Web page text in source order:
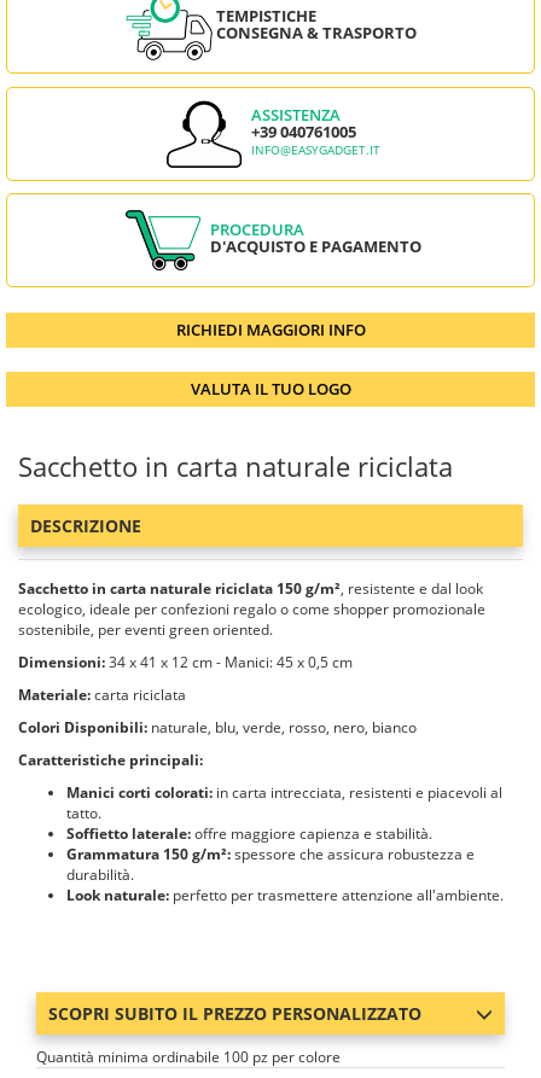
TEMPISTICHE
CONSEGNA & TRASPORTO
ASSISTENZA
+39 040761005
INFO@EASYGADGET.IT
PROCEDURA
D'ACQUISTO E PAGAMENTO
RICHIEDI MAGGIORI INFO
VALUTA IL TUO LOGO
Sacchetto in carta naturale riciclata
DESCRIZIONE
Sacchetto in carta naturale riciclata 150 g/m², resistente e dal look
ecologico, ideale per confezioni regalo o come shopper promozionale
sostenibile, per eventi green oriented.
Dimensioni:34 x 41 x 12 cm - Manici: 45 x 0,5 cm
Materiale:carta riciclata
Colori Disponibili: naturale, blu, verde, rosso, nero, bianco
Caratteristiche principali:
Manici corti colorati: in carta intrecciata, resistenti e piacevoli al
tatto.
Soffietto laterale:offre maggiore capienza e stabilità.
Grammatura 150 g/m²:spessore che assicura robustezza e
durabilità.
Look naturale: perfetto per trasmettere attenzione all'ambiente.
SCOPRI SUBITO IL PREZZO PERSONALIZZATO
Quantità minima ordinabile 100 pz per colore